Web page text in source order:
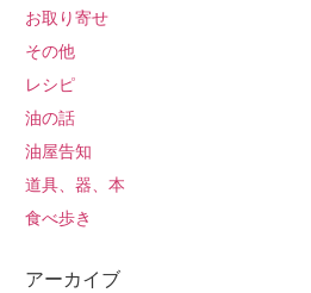
お取り寄せ
その他
レシピ
油の話
油屋告知
道具、器、本
食べ歩き
アーカイブ